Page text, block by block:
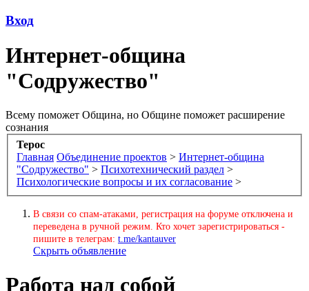
Вход
Интернет-община
"Содружество"
Всему поможет Община, но Общине поможет расширение
сознания
Терос
Главная Объединение проектов > Интернет-община
"Содружество" > Психотехнический раздел >
Психологические вопросы и их согласование >
В связи со спам-атаками, регистрация на форуме отключена и
переведена в ручной режим. Кто хочет зарегистрироваться -
пишите в телеграм: t.me/kantauver
Скрыть объявление
Работа над собой